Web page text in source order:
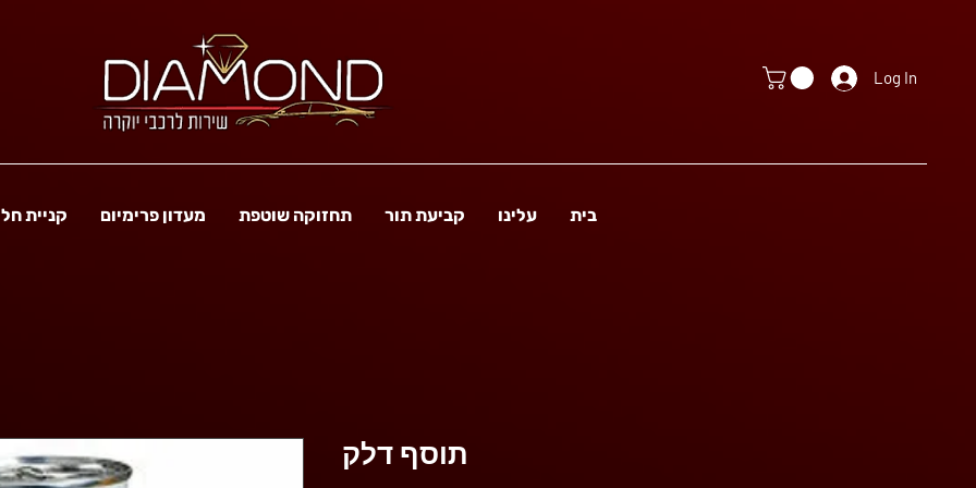
Log In
קניית מעדון פרימיום תחזוקה שוטפת קביעת תור עלינו בית
תוסף דלק